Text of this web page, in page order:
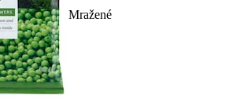
Mražené